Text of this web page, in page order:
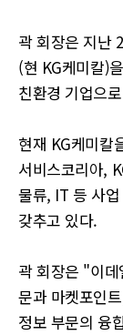
곽 회장은 지난
(현 KG케미칼)
친환경 기업으
현재 KG케미칼
서비스코리아,
물류, IT 등 사
갖추고 있다.
곽 회장은 "이
문과 마켓포인
정보 부문의 융